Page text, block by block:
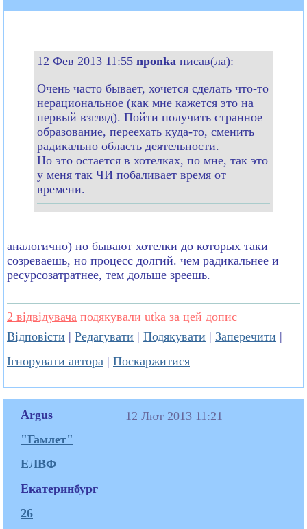
12 Фев 2013 11:55 nponka писав(ла):
Очень часто бывает, хочется сделать что-то
нерациональное (как мне кажется это на
первый взгляд). Пойти получить странное
образование, переехать куда-то, сменить
радикально область деятельности.
Но это остается в хотелках, по мне, так это
у меня так ЧИ побаливает время от
времени.
аналогично) но бывают хотелки до которых таки
созреваешь, но процесс долгий. чем радикальнее и
ресурсозатратнее, тем дольше зреешь.
2 відвідувача подякували utka за цей допис
Відповісти | Редагувати | Подякувати | Заперечити |
Ігнорувати автора | Поскаржитися
Argus
"Гамлет"
ЕЛВФ
Екатеринбург
26
12 Лют 2013 11:21